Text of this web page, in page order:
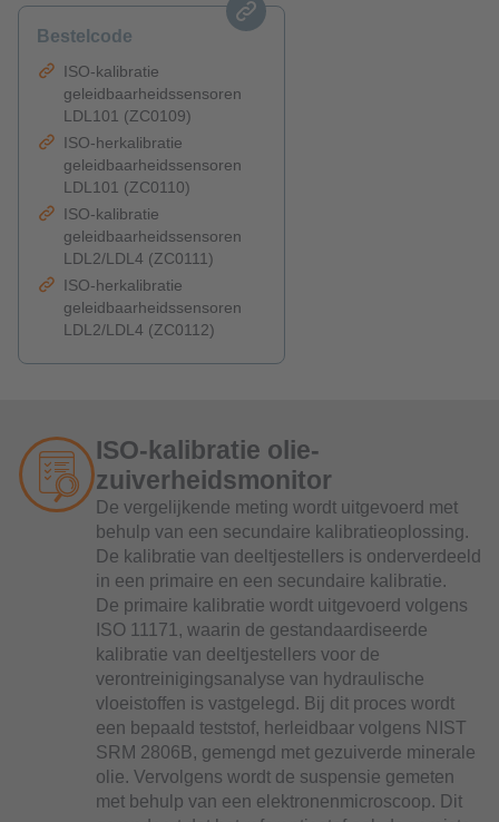
Bestelcode
ISO-kalibratie
geleidbaarheidssensoren
LDL101 (ZC0109)
ISO-herkalibratie
geleidbaarheidssensoren
LDL101 (ZC0110)
ISO-kalibratie
geleidbaarheidssensoren
LDL2/LDL4 (ZC0111)
ISO-herkalibratie
geleidbaarheidssensoren
LDL2/LDL4 (ZC0112)
ISO-kalibratie olie-
zuiverheidsmonitor
De vergelijkende meting wordt uitgevoerd met
behulp van een secundaire kalibratieoplossing.
De kalibratie van deeltjestellers is onderverdeeld
in een primaire en een secundaire kalibratie.
De primaire kalibratie wordt uitgevoerd volgens
ISO 11171, waarin de gestandaardiseerde
kalibratie van deeltjestellers voor de
verontreinigingsanalyse van hydraulische
vloeistoffen is vastgelegd. Bij dit proces wordt
een bepaald teststof, herleidbaar volgens NIST
SRM 2806B, gemengd met gezuiverde minerale
olie. Vervolgens wordt de suspensie gemeten
met behulp van een elektronenmicroscoop. Dit